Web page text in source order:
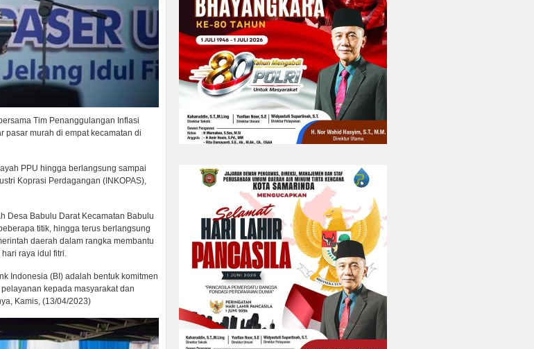
Tim Penanggulangan Inflasi
pasar murah di empat kecamatan di
PPU hingga berlangsung sampai
Koprasi Perdagangan (INKOPAS),
Desa Babulu Darat Kecamatan Babulu
titik, hingga terus berlangsung
daerah dalam rangka membantu
raya idul fitri.
Indonesia (BI) adalah bentuk komitmen
kepada masyarakat dan
Kamis, (13/04/2023)